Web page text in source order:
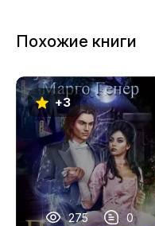
12
13
14
15
16
17
Похожие книги
+3
275 0